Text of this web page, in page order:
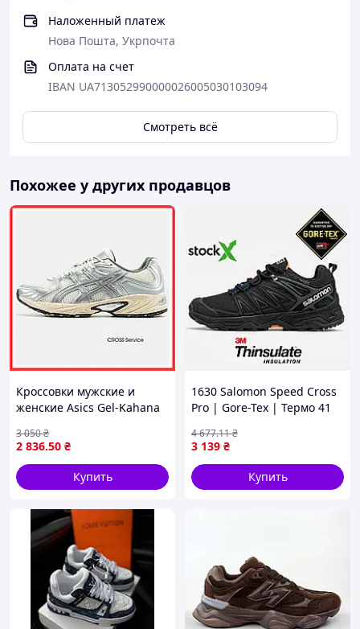
Наложенный платеж
Нова Пошта, Укрпочта
Оплата на счет
IBAN UA713052990000026005030103094
Смотреть всё
Похожее у других продавцов
Кроссовки мужские и
женские Asics Gel-Kahana
Асикс гель кахана ТР
нексус кремово-
серебристые
2 836.50 ₴
3 050₴
Купить
1630 Salomon Speed Cross
Pro | Gore-Tex | Термо 41
3 139 ₴
4 677.11₴
Купить